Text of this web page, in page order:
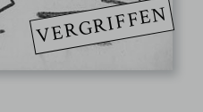
VERGRIFFEN